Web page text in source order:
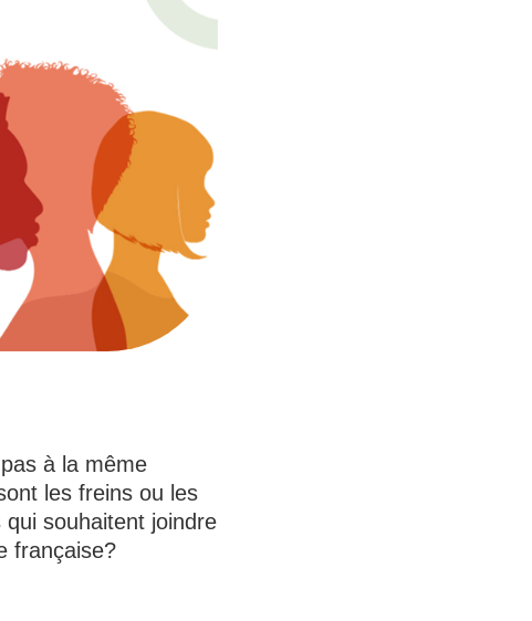
à la même
les freins ou les
souhaitent joindre
française?